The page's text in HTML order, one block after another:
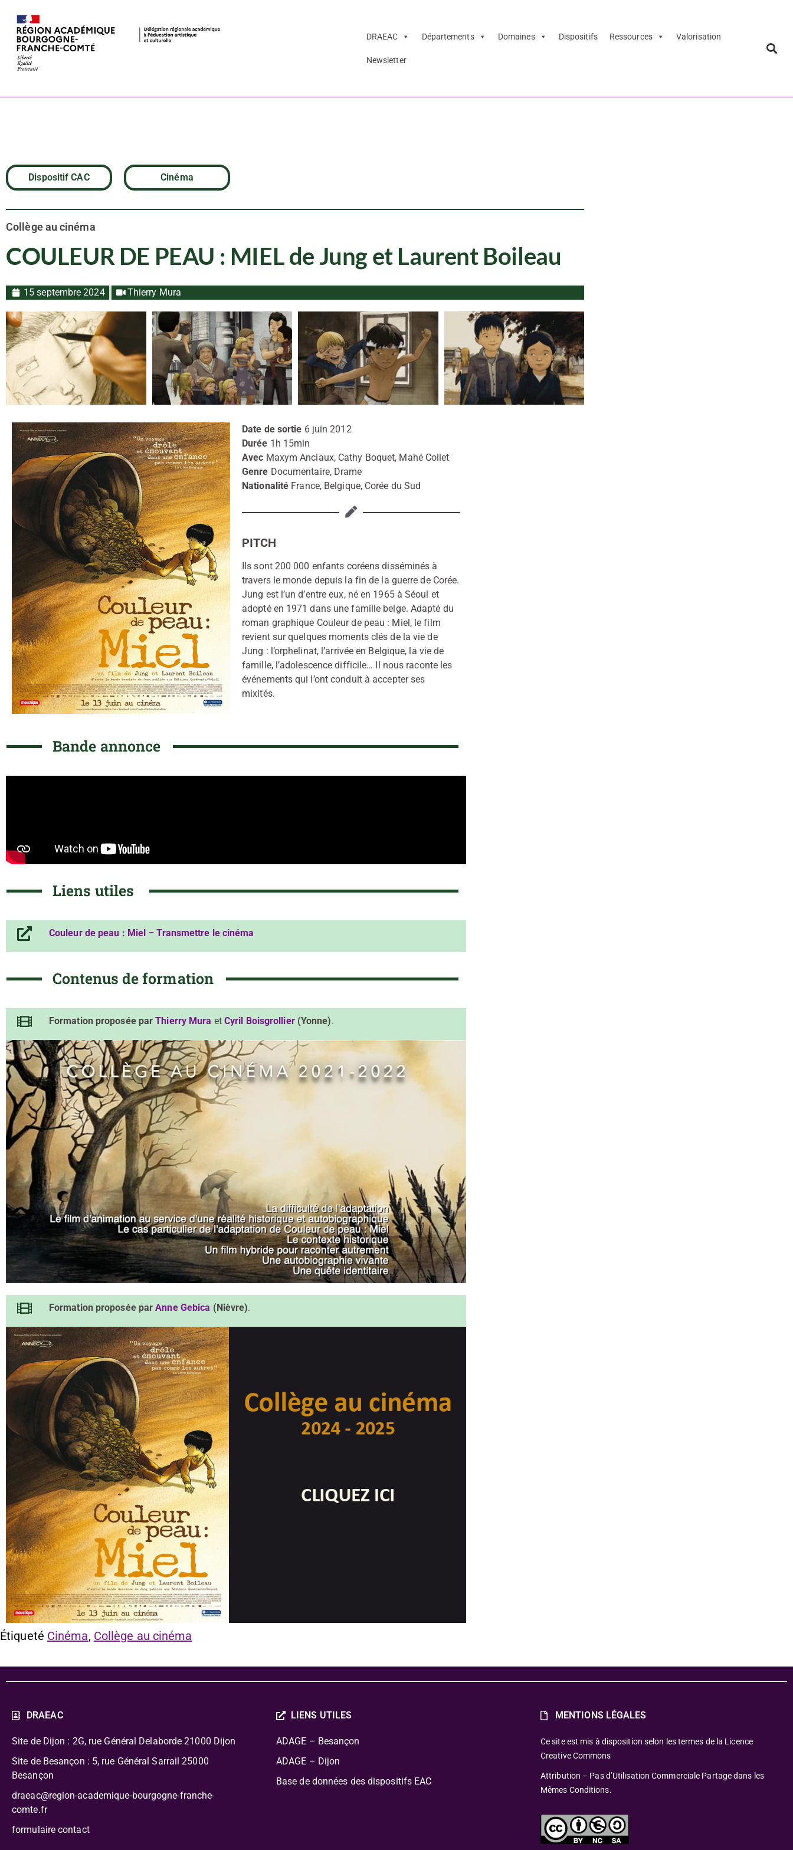
DRAEAC Départements Domaines Dispositifs Ressources Valorisation
Newsletter
COULEUR DE PEAU : MIEL de Jung et
Dispositif CAC Cinéma
Collège au cinéma
COULEUR DE PEAU : MIEL de Jung et Laurent Boileau
15 septembre 2024 Thierry Mura
Date de sortie 6 juin 2012
Durée 1h 15min
Avec Maxym Anciaux, Cathy Boquet, Mahé Collet
Genre Documentaire, Drame
Nationalité France, Belgique, Corée du Sud
PITCH
Ils sont 200 000 enfants coréens disséminés à
travers le monde depuis la fin de la guerre de Corée.
Jung est l’un d’entre eux, né en 1965 à Séoul et
adopté en 1971 dans une famille belge. Adapté du
roman graphique Couleur de peau : Miel, le film
revient sur quelques moments clés de la vie de
Jung : l’orphelinat, l’arrivée en Belgique, la vie de
famille, l’adolescence difficile… Il nous raconte les
événements qui l’ont conduit à accepter ses
mixités.
Bande annonce
Liens utiles
Couleur de peau : Miel – Transmettre le cinéma
Contenus de formation
Formation proposée par Thierry Mura et Cyril Boisgrollier (Yonne).
Formation proposée par Anne Gebica (Nièvre).
Étiqueté Cinéma, Collège au cinéma
DRAEAC
Site de Dijon : 2G, rue Général Delaborde 21000 Dijon
Site de Besançon : 5, rue Général Sarrail 25000
Besançon
draeac@region-academique-bourgogne-franche-
comte.fr
formulaire contact
LIENS UTILES
ADAGE – Besançon
ADAGE – Dijon
Base de données des dispositifs EAC
MENTIONS LÉGALES
Ce site est mis à disposition selon les termes de la Licence
Creative Commons
Attribution – Pas d’Utilisation Commerciale Partage dans les
Mêmes Conditions.